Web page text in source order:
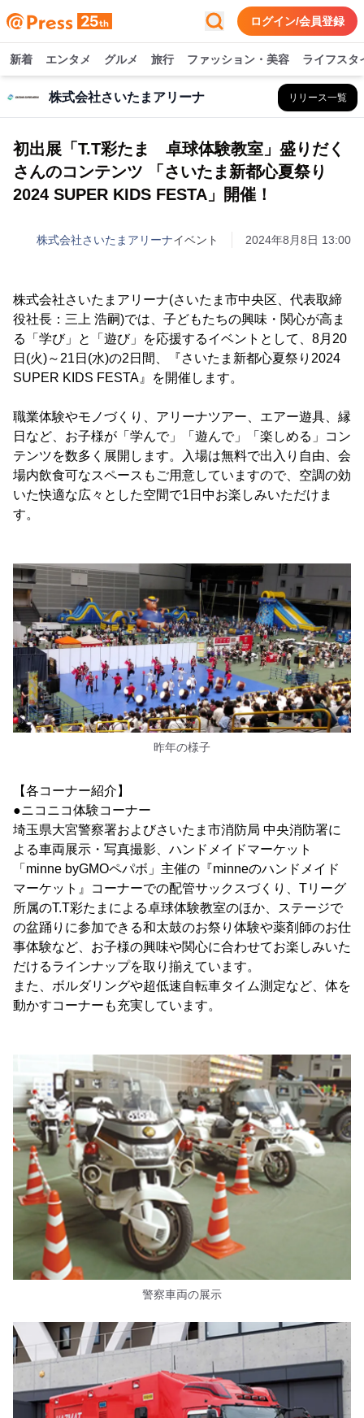
ログイン/会員登録
新着 エンタメ グルメ 旅行 ファッション・美容 ライフスタ
株式会社さいたまアリーナ リリース一覧
初出展「T.T彩たま 卓球体験教室」盛りだく
さんのコンテンツ 「さいたま新都心夏祭り
2024 SUPER KIDS FESTA」開催！
株式会社さいたまアリーナイベント 2024年8月8日 13:00
株式会社さいたまアリーナ(さいたま市中央区、代表取締
役社長：三上 浩嗣)では、子どもたちの興味・関心が高ま
る「学び」と「遊び」を応援するイベントとして、8月20
日(火)～21日(水)の2日間、『さいたま新都心夏祭り2024
SUPER KIDS FESTA』を開催します。
職業体験やモノづくり、アリーナツアー、エアー遊具、縁
日など、お子様が「学んで」「遊んで」「楽しめる」コン
テンツを数多く展開します。入場は無料で出入り自由、会
場内飲食可なスペースもご用意していますので、空調の効
いた快適な広々とした空間で1日中お楽しみいただけま
す。
昨年の様子
【各コーナー紹介】
●ニコニコ体験コーナー
埼玉県大宮警察署およびさいたま市消防局 中央消防署に
よる車両展示・写真撮影、ハンドメイドマーケット
「minne byGMOペパボ」主催の『minneのハンドメイド
マーケット』コーナーでの配管サックスづくり、Tリーグ
所属のT.T彩たまによる卓球体験教室のほか、ステージで
の盆踊りに参加できる和太鼓のお祭り体験や薬剤師のお仕
事体験など、お子様の興味や関心に合わせてお楽しみいた
だけるラインナップを取り揃えています。
また、ボルダリングや超低速自転車タイム測定など、体を
動かすコーナーも充実しています。
警察車両の展示